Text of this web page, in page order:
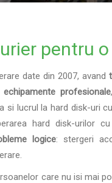
pentru
date din 2007, avand
profesionale
si lucrul la hard disk-uri
hard disk-urilor cu
logice: stergeri
care nu isi mai